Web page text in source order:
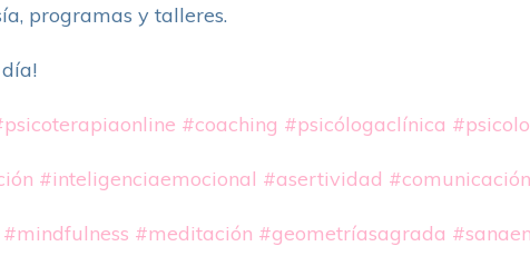
programas y talleres.
#coaching #psicólogaclínica
#inteligenciaemocional #asertividad
#mindfulness #meditación #geometríasagrada